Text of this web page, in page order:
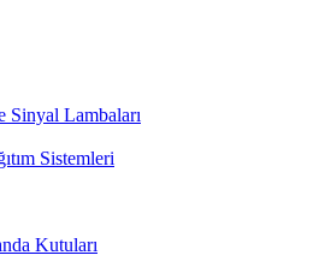
Sinyal Lambaları
Sistemleri
Kutuları